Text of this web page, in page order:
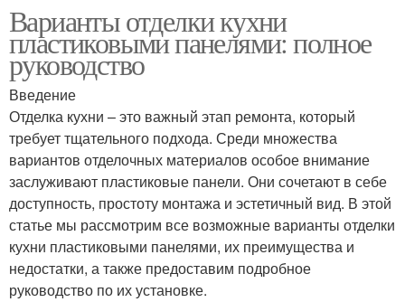
Варианты отделки кухни
пластиковыми панелями: полное
руководство
Введение
Отделка кухни – это важный этап ремонта, который
требует тщательного подхода. Среди множества
вариантов отделочных материалов особое внимание
заслуживают пластиковые панели. Они сочетают в себе
доступность, простоту монтажа и эстетичный вид. В этой
статье мы рассмотрим все возможные варианты отделки
кухни пластиковыми панелями, их преимущества и
недостатки, а также предоставим подробное
руководство по их установке.